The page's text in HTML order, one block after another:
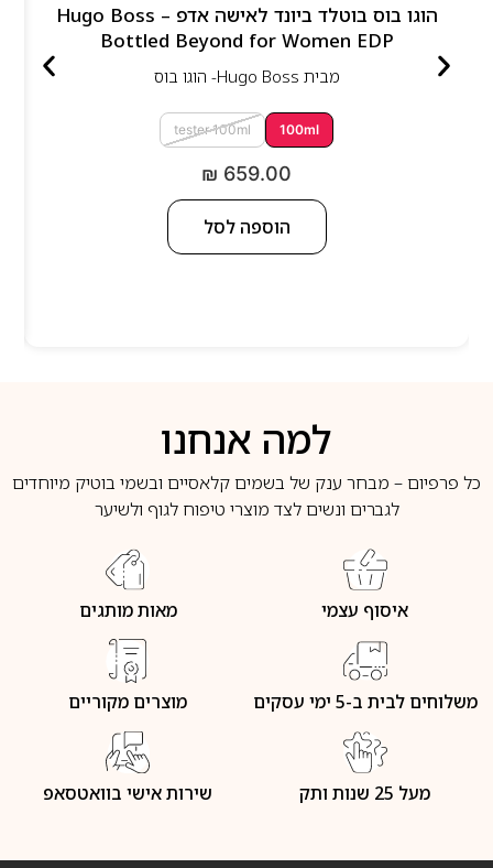
הוגו בוס בוטלד ביונד לאישה אדפ – Hugo Boss
Bottled Beyond for Women EDP
מבית Hugo Boss- הוגו בוס
100ml
tester 100ml
₪ 659.00
הוספה לסל
למה אנחנו
כל פרפיום – מבחר ענק של בשמים קלאסיים ובשמי בוטיק מיוחדים
לגברים ונשים לצד מוצרי טיפוח לגוף ולשיער
איסוף עצמי מאות מותגים
משלוחים לבית ב-5 ימי עסקים מוצרים מקוריים
מעל 25 שנות ותק שירות אישי בוואטסאפ